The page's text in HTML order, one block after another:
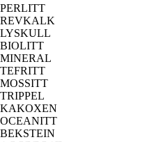
PERLITT
REVKALK
LYSKULL
BIOLITT
MINERAL
TEFRITT
MOSSITT
TRIPPEL
KAKOXEN
OCEANITT
BEKSTEIN